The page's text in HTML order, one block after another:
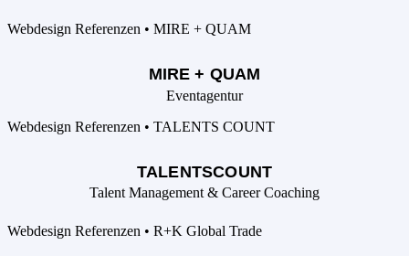
MIRE + QUAM
Eventagentur
TALENTSCOUNT
Talent Management & Career Coaching